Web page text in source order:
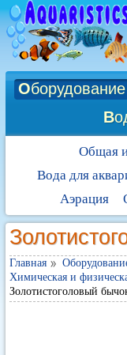
Оборудование
В
Общая
Вода для
Аэрация
Главная
Химическая и
Золотистоголовый